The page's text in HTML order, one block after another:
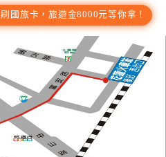
刷國旅卡，旅遊金8000元等你拿！